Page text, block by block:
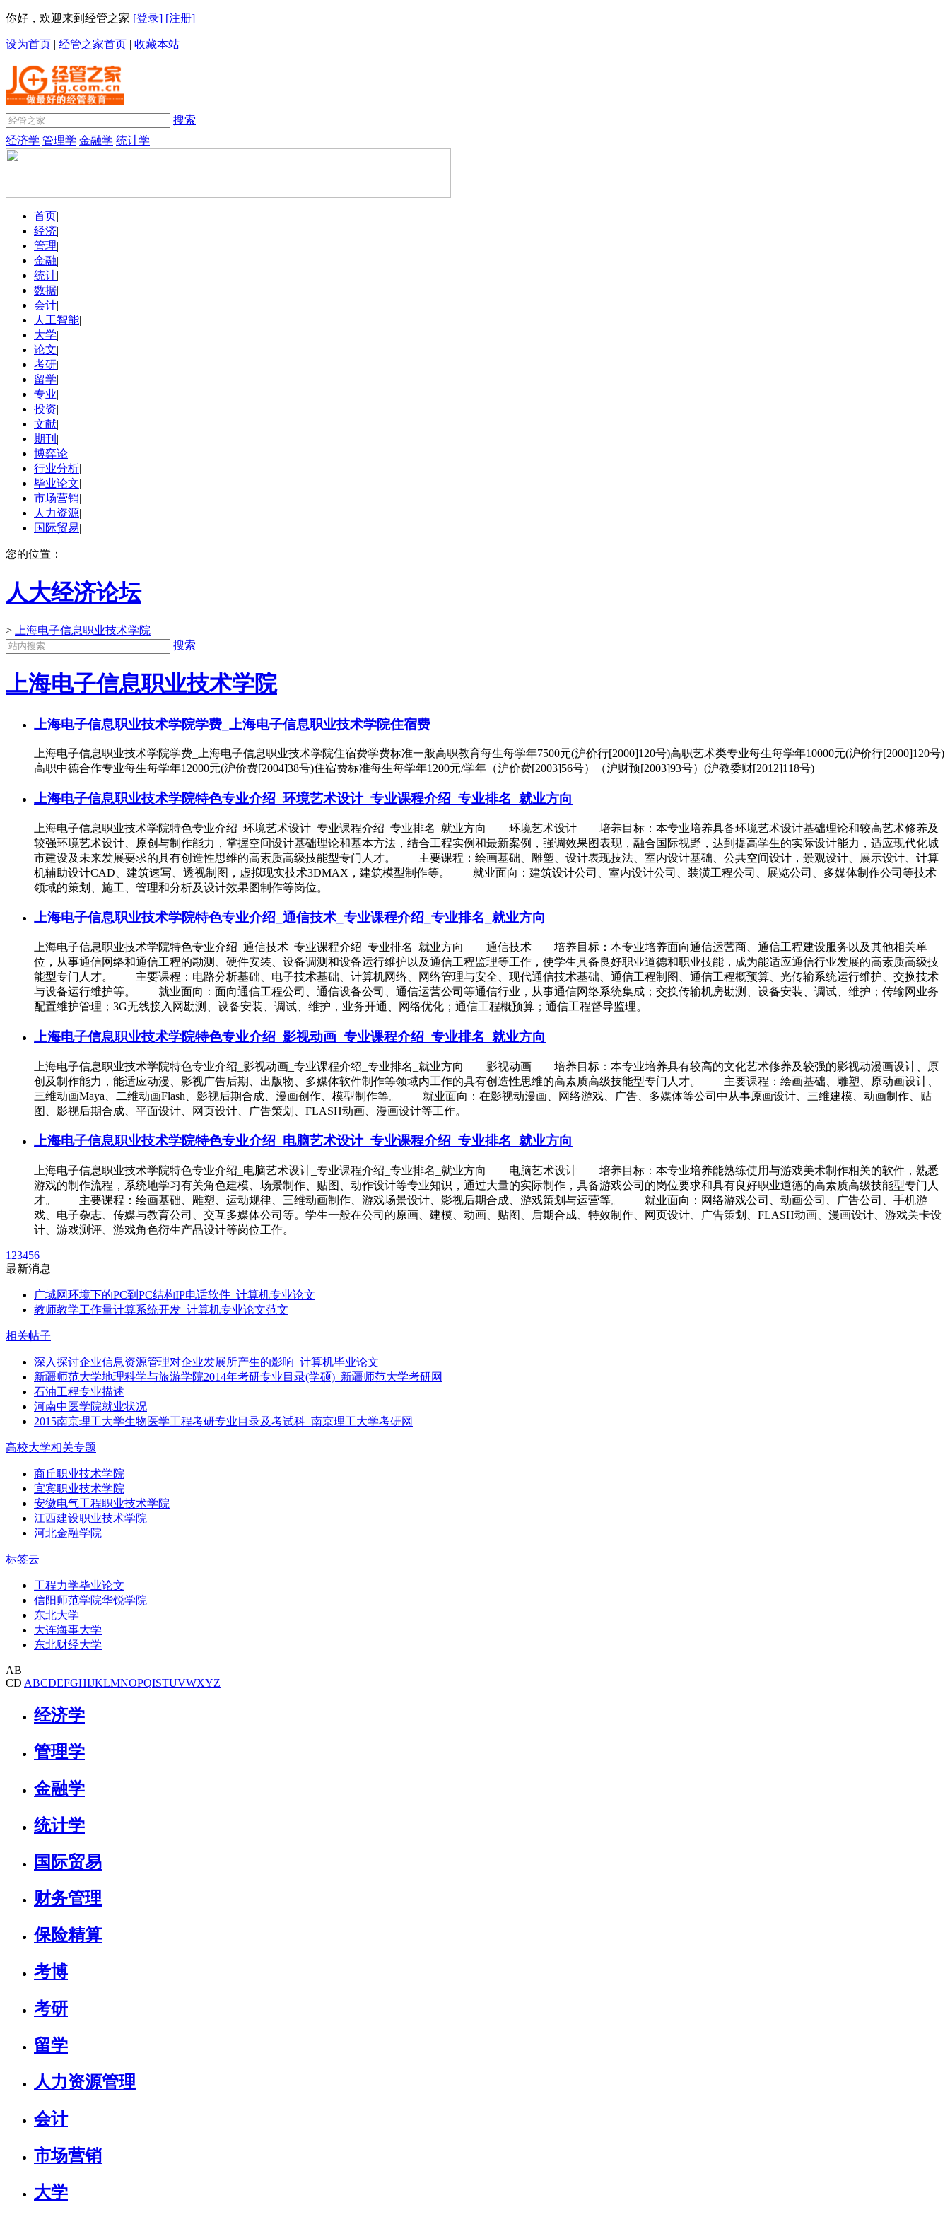
你好，欢迎来到经管之家 [登录] [注册]
设为首页 | 经管之家首页 | 收藏本站
搜索
经济学 管理学 金融学 统计学
首页|
经济|
管理|
金融|
统计|
数据|
会计|
人工智能|
大学|
论文|
考研|
留学|
专业|
投资|
文献|
期刊 |
博弈论|
行业分析|
毕业论文|
市场营销|
人力资源|
国际贸易|
您的位置：
人大经济论坛
>
上海电子信息职业技术学院
搜索
上海电子信息职业技术学院
上海电子信息职业技术学院学费_上海电子信息职业技术学院住宿费
上海电子信息职业技术学院学费_上海电子信息职业技术学院住宿费学费标准一般高职教育每生每学年7500元(沪价行[2000]120号)高职艺术类专业每生每学年10000元(沪价行[2000]120号)
高职中德合作专业每生每学年12000元(沪价费[2004]38号)住宿费标准每生每学年1200元/学年（沪价费[2003]56号）（沪财预[2003]93号）(沪教委财[2012]118号)
上海电子信息职业技术学院特色专业介绍_环境艺术设计_专业课程介绍_专业排名_就业方向
上海电子信息职业技术学院特色专业介绍_环境艺术设计_专业课程介绍_专业排名_就业方向 环境艺术设计 培养目标：本专业培养具备环境艺术设计基础理论和较高艺术修养及
较强环境艺术设计、原创与制作能力，掌握空间设计基础理论和基本方法，结合工程实例和最新案例，强调效果图表现，融合国际视野，达到提高学生的实际设计能力，适应现代化城
市建设及未来发展要求的具有创造性思维的高素质高级技能型专门人才。 主要课程：绘画基础、雕塑、设计表现技法、室内设计基础、公共空间设计，景观设计、展示设计、计算
机辅助设计CAD、建筑速写、透视制图，虚拟现实技术3DMAX，建筑模型制作等。 就业面向：建筑设计公司、室内设计公司、装潢工程公司、展览公司、多媒体制作公司等技术
领域的策划、施工、管理和分析及设计效果图制作等岗位。
上海电子信息职业技术学院特色专业介绍_通信技术_专业课程介绍_专业排名_就业方向
上海电子信息职业技术学院特色专业介绍_通信技术_专业课程介绍_专业排名_就业方向 通信技术 培养目标：本专业培养面向通信运营商、通信工程建设服务以及其他相关单
位，从事通信网络和通信工程的勘测、硬件安装、设备调测和设备运行维护以及通信工程监理等工作，使学生具备良好职业道德和职业技能，成为能适应通信行业发展的高素质高级技
能型专门人才。 主要课程：电路分析基础、电子技术基础、计算机网络、网络管理与安全、现代通信技术基础、通信工程制图、通信工程概预算、光传输系统运行维护、交换技术
与设备运行维护等。 就业面向：面向通信工程公司、通信设备公司、通信运营公司等通信行业，从事通信网络系统集成；交换传输机房勘测、设备安装、调试、维护；传输网业务
配置维护管理；3G无线接入网勘测、设备安装、调试、维护，业务开通、网络优化；通信工程概预算；通信工程督导监理。
上海电子信息职业技术学院特色专业介绍_影视动画_专业课程介绍_专业排名_就业方向
上海电子信息职业技术学院特色专业介绍_影视动画_专业课程介绍_专业排名_就业方向 影视动画 培养目标：本专业培养具有较高的文化艺术修养及较强的影视动漫画设计、原
创及制作能力，能适应动漫、影视广告后期、出版物、多媒体软件制作等领域内工作的具有创造性思维的高素质高级技能型专门人才。 主要课程：绘画基础、雕塑、原动画设计、
三维动画Maya、二维动画Flash、影视后期合成、漫画创作、模型制作等。 就业面向：在影视动漫画、网络游戏、广告、多媒体等公司中从事原画设计、三维建模、动画制作、贴
图、影视后期合成、平面设计、网页设计、广告策划、FLASH动画、漫画设计等工作。
上海电子信息职业技术学院特色专业介绍_电脑艺术设计_专业课程介绍_专业排名_就业方向
上海电子信息职业技术学院特色专业介绍_电脑艺术设计_专业课程介绍_专业排名_就业方向 电脑艺术设计 培养目标：本专业培养能熟练使用与游戏美术制作相关的软件，熟悉
游戏的制作流程，系统地学习有关角色建模、场景制作、贴图、动作设计等专业知识，通过大量的实际制作，具备游戏公司的岗位要求和具有良好职业道德的高素质高级技能型专门人
才。 主要课程：绘画基础、雕塑、运动规律、三维动画制作、游戏场景设计、影视后期合成、游戏策划与运营等。 就业面向：网络游戏公司、动画公司、广告公司、手机游
戏、电子杂志、传媒与教育公司、交互多媒体公司等。学生一般在公司的原画、建模、动画、贴图、后期合成、特效制作、网页设计、广告策划、FLASH动画、漫画设计、游戏关卡设
计、游戏测评、游戏角色衍生产品设计等岗位工作。
1 23456
最新消息
广域网环境下的PC到PC结构IP电话软件_计算机专业论文
教师教学工作量计算系统开发_计算机专业论文范文
相关帖子
深入探讨企业信息资源管理对企业发展所产生的影响_计算机毕业论文
新疆师范大学地理科学与旅游学院2014年考研专业目录(学硕)_新疆师范大学考研网
石油工程专业描述
河南中医学院就业状况
2015南京理工大学生物医学工程考研专业目录及考试科_南京理工大学考研网
高校大学相关专题
商丘职业技术学院
宜宾职业技术学院
安徽电气工程职业技术学院
江西建设职业技术学院
河北金融学院
标签云
工程力学毕业论文
信阳师范学院华锐学院
东北大学
大连海事大学
东北财经大学
AB
CD ABCDEFGHIJKLMNOPQISTUVWXYZ
经济学
管理学
金融学
统计学
国际贸易
财务管理
保险精算
考博
考研
留学
人力资源管理
会计
市场营销
大学